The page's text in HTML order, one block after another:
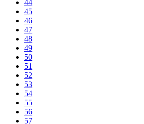
44
45
46
47
48
49
50
51
52
53
54
55
56
57